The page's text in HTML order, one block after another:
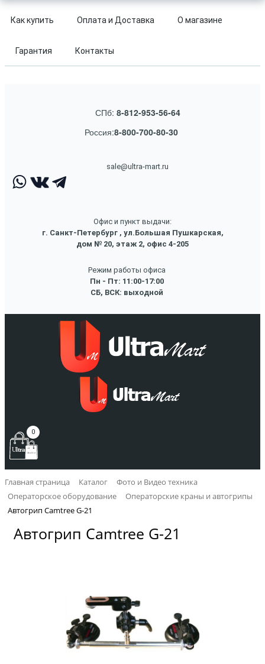
Как купить Оплата и Доставка О магазине
Гарантия Контакты
СПб: 8-812-953-56-64
Россия:8-800-700-80-30
sale@ultra-mart.ru
Офис и пункт выдачи:
г. Санкт-Петербург , ул.Большая Пушкарская,
дом № 20, этаж 2, офис 4-205
Режим работы офиса
Пн - Пт: 11:00-17:00
СБ, ВСК: выходной
0
Главная страница Каталог
Фото и Видео техника
Операторское оборудование
Операторские краны и автогрипы
Автогрип Camtree G-21
Автогрип Camtree G-21